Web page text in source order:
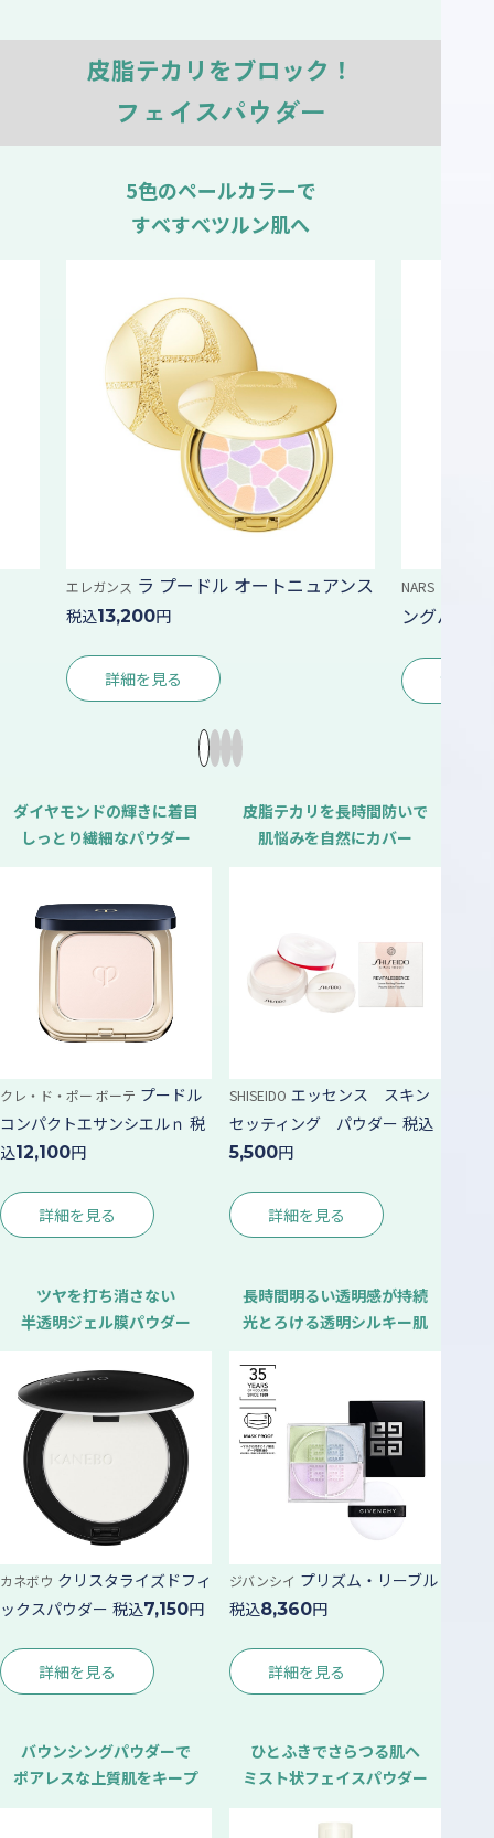
皮脂テカリをブロック！
フェイスパウダー
5色のペールカラーで
すべすべツルン肌へ
エレガンス ラ プードル オートニュアンス
13,200円
詳細を見る
NARS
ライトリフ
ングパウダー プ
詳細を見る
ダイヤモンドの輝きに着目
しっとり繊細なパウダー
クレ・ド・ポー ボーテ プードル
コンパクトエサンシエルｎ 税
込12,100円
詳細を見る
皮脂テカリを長時間防いで
肌悩みを自然にカバー
SHISEIDO エッセンス スキン
セッティング パウダー 税込
5,500円
詳細を見る
ツヤを打ち消さない
半透明ジェル膜パウダー
カネボウ クリスタライズドフィ
ックスパウダー 税込7,150円
詳細を見る
長時間明るい透明感が持続
光とろける透明シルキー肌
ジバンシイ プリズム・リーブル
税込8,360円
詳細を見る
バウンシングパウダーで
ポアレスな上質肌をキープ
ひとふきでさらつる肌へ
ミスト状フェイスパウダー